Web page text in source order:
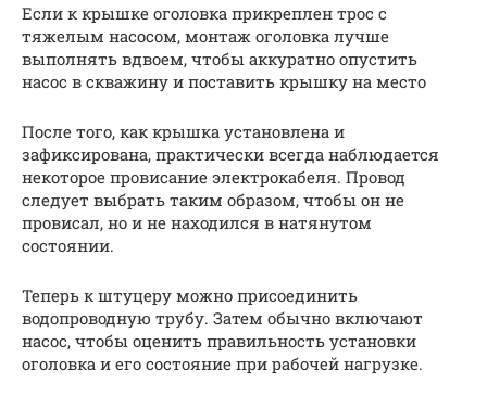
Если к крышке оголовка прикреплен трос с
тяжелым насосом, монтаж оголовка лучше
выполнять вдвоем, чтобы аккуратно опустить
насос в скважину и поставить крышку на место
После того, как крышка установлена и
зафиксирована, практически всегда наблюдается
некоторое провисание электрокабеля. Провод
следует выбрать таким образом, чтобы он не
провисал, но и не находился в натянутом
состоянии.
Теперь к штуцеру можно присоединить
водопроводную трубу. Затем обычно включают
насос, чтобы оценить правильность установки
оголовка и его состояние при рабочей нагрузке.